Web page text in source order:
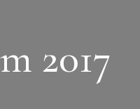
2017